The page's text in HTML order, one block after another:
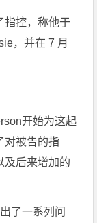
指控，称他于
，并在 7 月
开始为这起
对被告的指
及后来增加的
了一系列问